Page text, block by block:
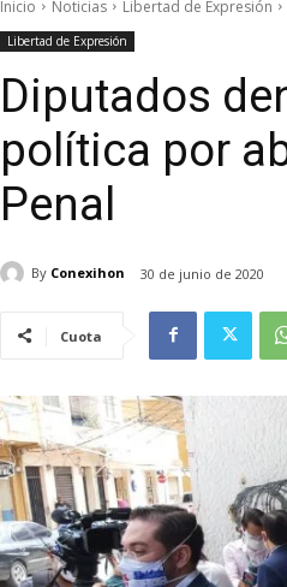
Inicio Noticias Libertad de Expresión
Libertad de Expresión
Diputados
política por
Penal
By Conexihon 30 de junio de 2020
Cuota